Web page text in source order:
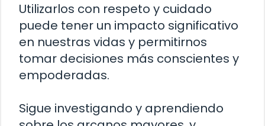
Utilizarlos con respeto y cuidado
puede tener un impacto significativo
en nuestras vidas y permitirnos
tomar decisiones más conscientes y
empoderadas.
Sigue investigando y aprendiendo